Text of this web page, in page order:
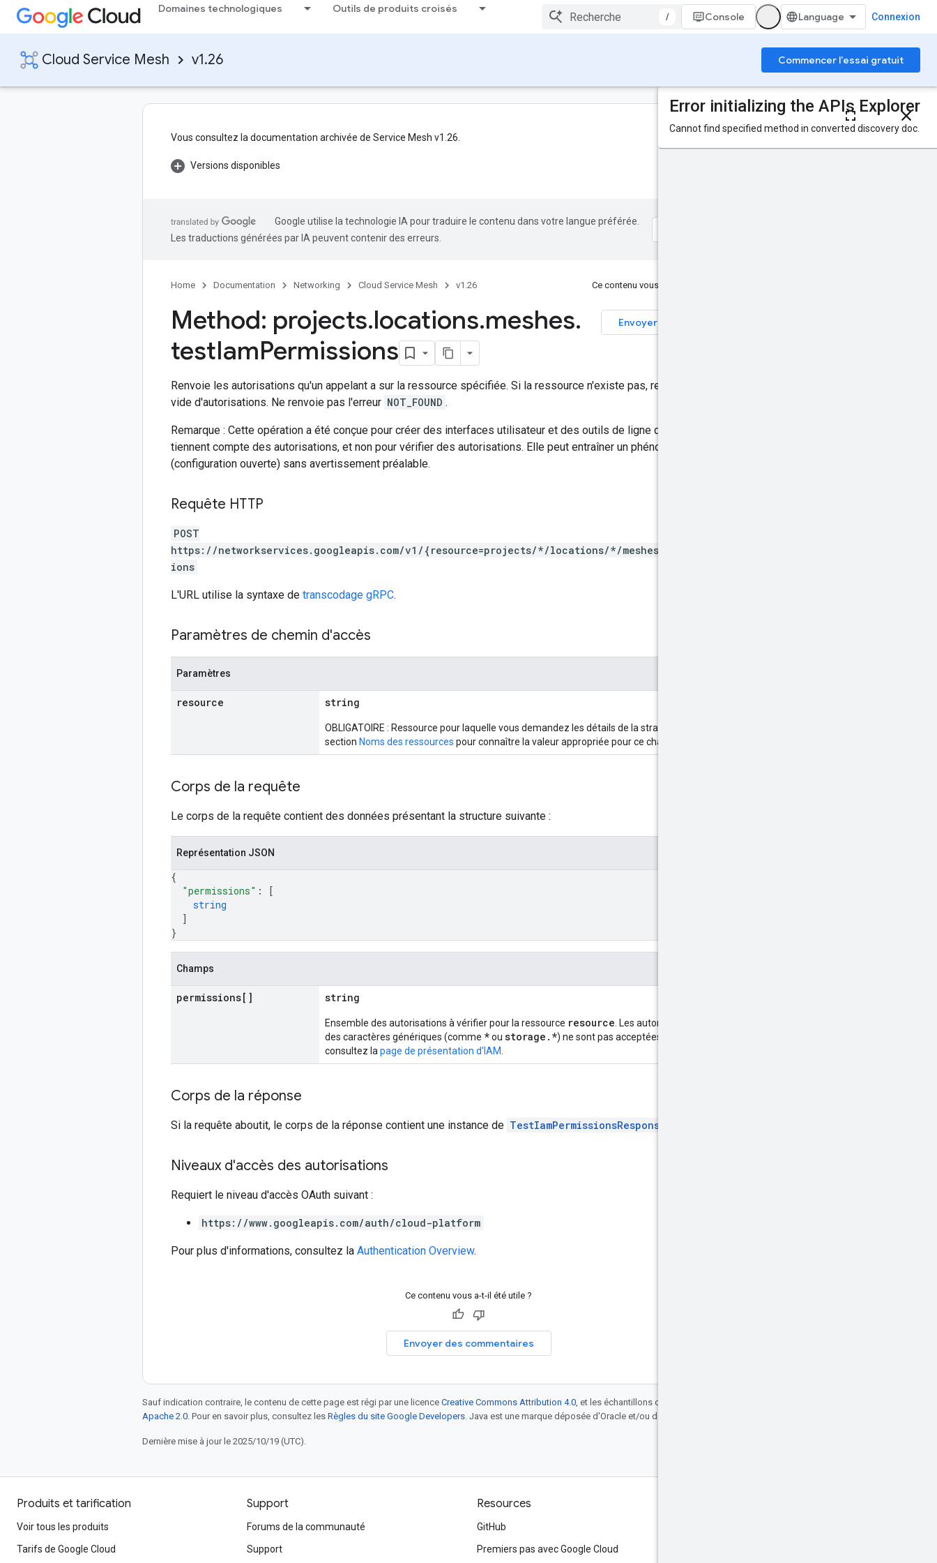
Domaines technologiques Outils de produits croisés
/ Console Connexion
Cloud Service Mesh v1.26 Commencer l'essai gratuit
Sur cette page
Requête HTTP
Vous consultez la documentation archivée de Service Mesh v1.26.
Versions disponibles
Google utilise la technologie IA pour traduire le contenu dans votre langue préférée.
Les traductions générées par IA peuvent contenir des erreurs.
Home Documentation Networking Cloud Service Mesh v1.26 Ce contenu vous a-t-il été utile ?
Envoyer des commentaires
Method: projects.locations.meshes.
testIamPermissions
Renvoie les autorisations qu'un appelant a sur la ressource spécifiée. Si la ressource n'existe pas, renvoie un ensemble
vide d'autorisations. Ne renvoie pas l'erreur NOT_FOUND .
Remarque : Cette opération a été conçue pour créer des interfaces utilisateur et des outils de ligne de commande qui
tiennent compte des autorisations, et non pour vérifier des autorisations. Elle peut entraîner un phénomène de "fail open"
(configuration ouverte) sans avertissement préalable.
Requête HTTP
POST
https://networkservices.googleapis.com/v1/{resource=projects/*/locations/*/meshes/*}:testIamPermiss
ions
L'URL utilise la syntaxe de transcodage gRPC.
Paramètres de chemin d'accès
Paramètres
resource string
OBLIGATOIRE : Ressource pour laquelle vous demandez les détails de la stratégie. Consultez la
section Noms des ressources pour connaître la valeur appropriée pour ce champ.
Corps de la requête
Le corps de la requête contient des données présentant la structure suivante :
Représentation JSON
{
"permissions" :
[
string
]
}
Champs
permissions[] string
Ensemble des autorisations à vérifier pour la ressource resource . Les autorisations comportant
des caractères génériques (comme *ou storage.*) ne sont pas acceptées. Pour en savoir plus,
consultez la page de présentation d'IAM
Corps de la réponse
Si la requête aboutit, le corps de la réponse contient une instance de TestIamPermissionsResponse
Niveaux d'accès des autorisations
Requiert le niveau d'accès OAuth suivant :
https://www.googleapis.com/auth/cloud-platform
Pour plus d'informations, consultez la Authentication Overview.
Ce contenu vous a-t-il été utile ?
Envoyer des commentaires
Sauf indication contraire, le contenu de cette page est régi par une licence Creative Commons Attribution 4.0, et les échantillons de code sont régis par une licence
Apache 2.0. Pour en savoir plus, consultez les Règles du site Google Developers. Java est une marque déposée d'Oracle et/ou de ses sociétés affiliées.
Dernière mise à jour le 2025/10/19 (UTC).
Produits et tarification
Voir tous les produits
Tarifs de Google Cloud
Support
Forums de la communauté
Support
Resources
GitHub
Premiers pas avec Google Cloud